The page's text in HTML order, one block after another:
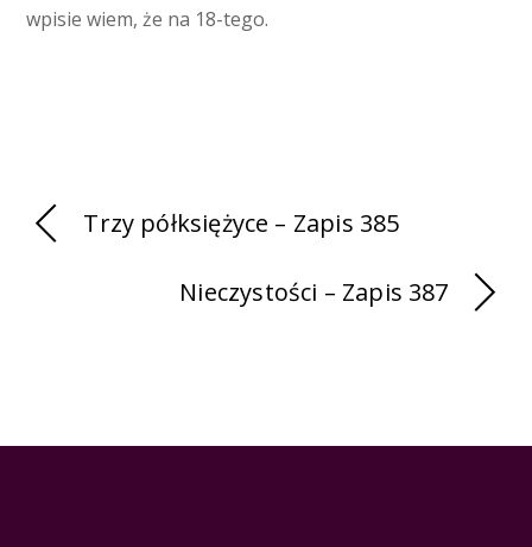
wpisie wiem, że na 18-tego.
Trzy półksiężyce – Zapis 385
Nieczystości – Zapis 387